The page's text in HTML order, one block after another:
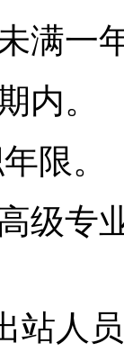
满一
内。
限。
级专
站人